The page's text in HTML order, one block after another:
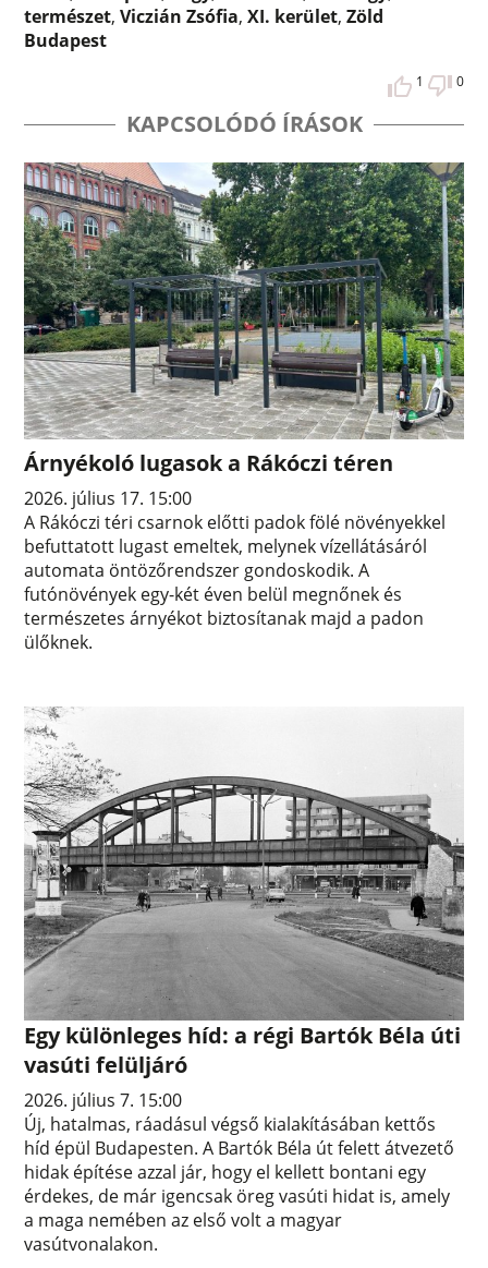
természet,Viczián Zsófia,XI. kerület,Zöld
Budapest
1 0
KAPCSOLÓDÓ ÍRÁSOK
Árnyékoló lugasok a Rákóczi téren
2026. július 17. 15:00
A Rákóczi téri csarnok előtti padok fölé növényekkel
befuttatott lugast emeltek, melynek vízellátásáról
automata öntözőrendszer gondoskodik. A
futónövények egy-két éven belül megnőnek és
természetes árnyékot biztosítanak majd a padon
ülőknek.
Egy különleges híd: a régi Bartók Béla úti
vasúti felüljáró
2026. július 7. 15:00
Új, hatalmas, ráadásul végső kialakításában kettős
híd épül Budapesten. A Bartók Béla út felett átvezető
hidak építése azzal jár, hogy el kellett bontani egy
érdekes, de már igencsak öreg vasúti hidat is, amely
a maga nemében az első volt a magyar
vasútvonalakon.